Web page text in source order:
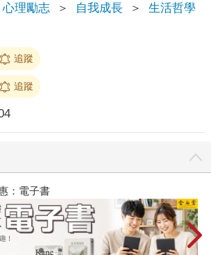
心理勵志 ＞ 自我成長 ＞ 生活哲學
追蹤
追蹤
：電子書